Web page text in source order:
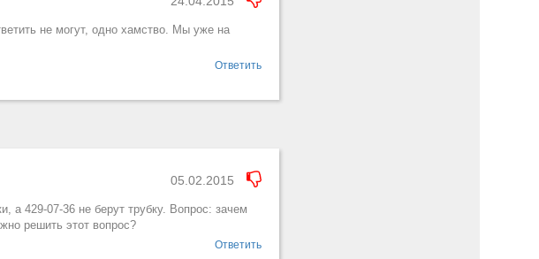
не могут, одно хамство. Мы уже на
Ответить
05.02.2015
а 429-07-36 не берут трубку. Вопрос: зачем
решить этот вопрос?
Ответить